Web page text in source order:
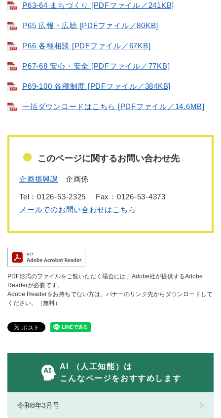
P63-64 まちづくり [PDFファイル／241KB]
P65 ​広報・広聴 [PDFファイル／80KB]
P66 各種相談 [PDFファイル／67KB]
P67-68 安心・安全 [PDFファイル／77KB]
P69-100 各種制度 [PDFファイル／384KB]
一括ダウンロードはこちら [PDFファイル／14.6MB]
このページに関するお問い合わせ先
企画振興課 企画係
Tel：0126-53-2325
Fax：0126-53-4373
メールでのお問い合わせはこちら
PDF形式のファイルをご覧いただく場合には、Adobe社が提供するAdobe
Readerが必要です。
Adobe Readerをお持ちでない方は、バナーのリンク先からダウンロードして
ください。（無料）
AI （人工知能）は
こんなページをおすすめします
令和8年3月号